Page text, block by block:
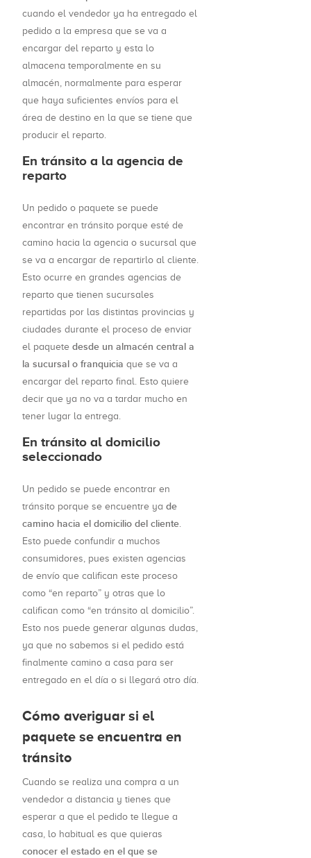
cuando el vendedor ya ha entregado el
pedido a la empresa que se va a
encargar del reparto y esta lo
almacena temporalmente en su
almacén, normalmente para esperar
que haya suficientes envíos para el
área de destino en la que se tiene que
producir el reparto.
En tránsito a la agencia de
reparto
Un pedido o paquete se puede
encontrar en tránsito porque esté de
camino hacia la agencia o sucursal que
se va a encargar de repartirlo al cliente.
Esto ocurre en grandes agencias de
reparto que tienen sucursales
repartidas por las distintas provincias y
ciudades durante el proceso de enviar
el paquete desde un almacén central a
la sucursal o franquicia que se va a
encargar del reparto final. Esto quiere
decir que ya no va a tardar mucho en
tener lugar la entrega.
En tránsito al domicilio
seleccionado
Un pedido se puede encontrar en
tránsito porque se encuentre ya de
camino hacia el domicilio del cliente
Esto puede confundir a muchos
consumidores, pues existen agencias
de envío que califican este proceso
como “en reparto” y otras que lo
califican como “en tránsito al domicilio”.
Esto nos puede generar algunas dudas,
ya que no sabemos si el pedido está
finalmente camino a casa para ser
entregado en el día o si llegará otro día.
Cómo averiguar si el
paquete se encuentra en
tránsito
Cuando se realiza una compra a un
vendedor a distancia y tienes que
esperar a que el pedido te llegue a
casa, lo habitual es que quieras
conocer el estado en el que se